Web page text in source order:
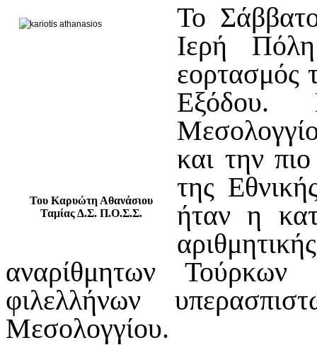
Του Καρυώτη Αθανάσιου
Ταμίας Δ.Σ. Π.Ο.Σ.Σ.
Το
Ιερή
εορτασμός
και την
της
ήταν η
αναρίθμητων
φιλελλήνων
Μεσολογγίου.